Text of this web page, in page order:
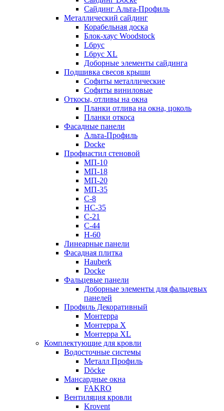
Сайдинг Альта-Профиль
Металлический сайдинг
Корабельная доска
Блок-хаус Woodstock
Lбрус
Lбрус XL
Доборные элементы сайдинга
Подшивка свесов крыши
Софиты металлические
Софиты виниловые
Откосы, отливы на окна
Планки отлива на окна, цоколь
Планки откоса
Фасадные панели
Альта-Профиль
Docke
Профнастил стеновой
МП-10
МП-18
МП-20
МП-35
С-8
НС-35
С-21
С-44
Н-60
Линеарные панели
Фасадная плитка
Hauberk
Docke
Фальцевые панели
Доборные элементы для фальцевых
панелей
Профиль Декоративный
Монтерра
Монтерра X
Монтерра XL
Комплектующие для кровли
Водосточные системы
Металл Профиль
Döcke
Мансардные окна
FAKRO
Вентиляция кровли
Krovent